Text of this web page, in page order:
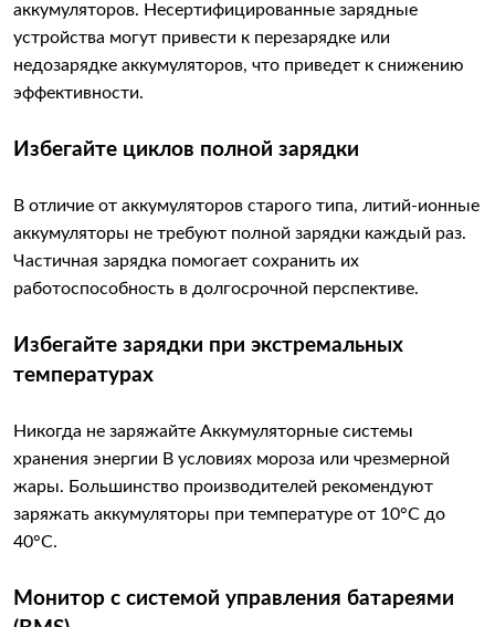
аккумуляторов. Несертифицированные зарядные
устройства могут привести к перезарядке или
недозарядке аккумуляторов, что приведет к снижению
эффективности.
Избегайте циклов полной зарядки
В отличие от аккумуляторов старого типа, литий-ионные
аккумуляторы не требуют полной зарядки каждый раз.
Частичная зарядка помогает сохранить их
работоспособность в долгосрочной перспективе.
Избегайте зарядки при экстремальных
температурах
Никогда не заряжайте Аккумуляторные системы
хранения энергии В условиях мороза или чрезмерной
жары. Большинство производителей рекомендуют
заряжать аккумуляторы при температуре от 10°C до
40°C.
Монитор с системой управления батареями